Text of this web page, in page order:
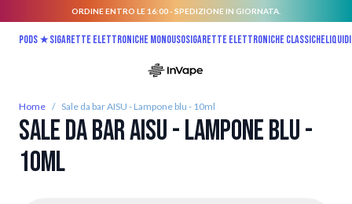
ORDINE ENTRO LE 16:00 - SPEDIZIONE IN GIORNATA.
Pods ★Sigarette elettroniche monousoSigarette elettroniche classiche
Home / Sale da bar AISU - Lampone blu - 10ml
Sale da bar AISU - Lampone blu -
10ml